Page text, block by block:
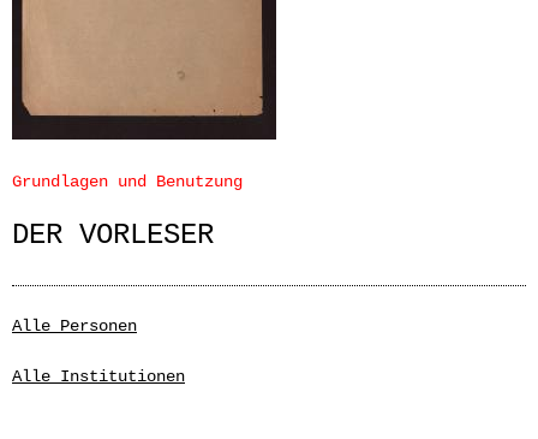
Grundlagen und Benutzung
DER VORLESER
Alle Personen
Alle Institutionen